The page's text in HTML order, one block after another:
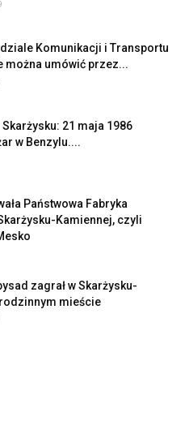
Komunikacji i Transportu
można umówić przez...
21 maja 1986
w Benzylu....
Państwowa Fabryka
Kamiennej, czyli
zagrał w Skarżysku-
mieście